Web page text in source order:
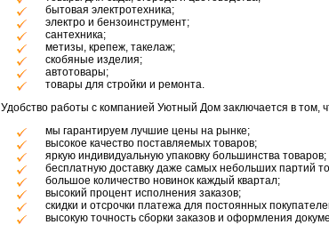
бытовая электротехника;
электро и бензоинструмент;
сантехника;
метизы, крепеж, такелаж;
скобяные изделия;
автотовары;
товары для стройки и ремонта.
Удобство работы с компанией Уютный Дом заключается в том,
мы гарантируем лучшие цены на рынке;
высокое качество поставляемых товаров;
яркую индивидуальную упаковку большинства товаров;
бесплатную доставку даже самых небольших партий
большое количество новинок каждый квартал;
высокий процент исполнения заказов;
скидки и отсрочки платежа для постоянных
высокую точность сборки заказов и оформления